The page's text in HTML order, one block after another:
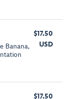
Banana,
$17.50
USD
$17.50